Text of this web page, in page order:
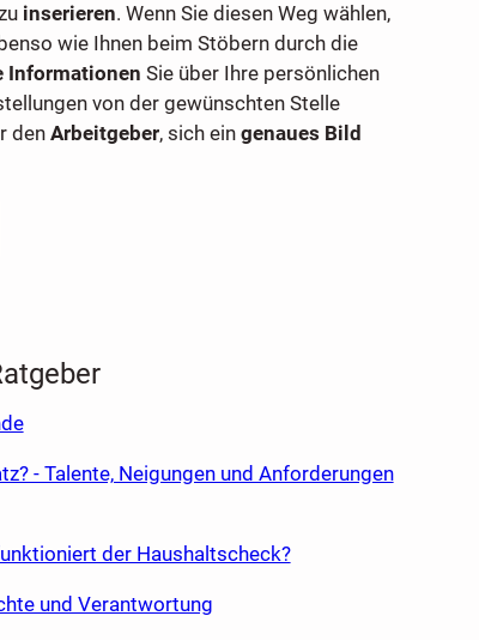
inserieren. Wenn Sie diesen Weg wählen,
wie Ihnen beim Stöbern durch die
Informationen Sie über Ihre persönlichen
von der gewünschten Stelle
den Arbeitgeber, sich ein genaues Bild
- Talente, Neigungen und Anforderungen
der Haushaltscheck?
und Verantwortung